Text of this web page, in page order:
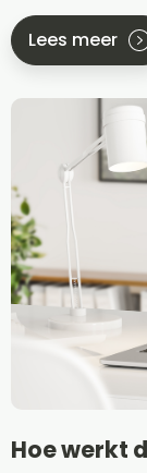
Lees meer
Hoe werkt